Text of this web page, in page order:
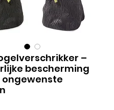
–
bescherming